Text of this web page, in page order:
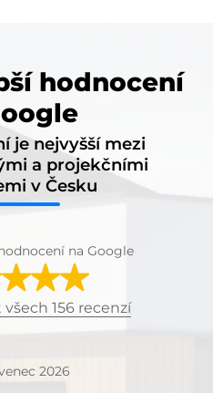
hodnocení
je nejvyšší mezi
a projekčními
v Česku
na Google
všech 156 recenzí
2026